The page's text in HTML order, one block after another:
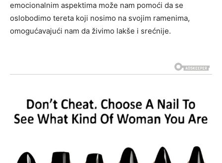
emocionalnim aspektima može nam pomoći da se
oslobodimo tereta koji nosimo na svojim ramenima,
omogućavajući nam da živimo lakše i srećnije.